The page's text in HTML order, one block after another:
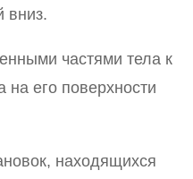
вниз.
частями тела к
на его поверхности
находящихся